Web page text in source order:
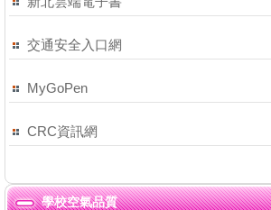
交通安全入口網
MyGoPen
CRC資訊網
學校空氣品質